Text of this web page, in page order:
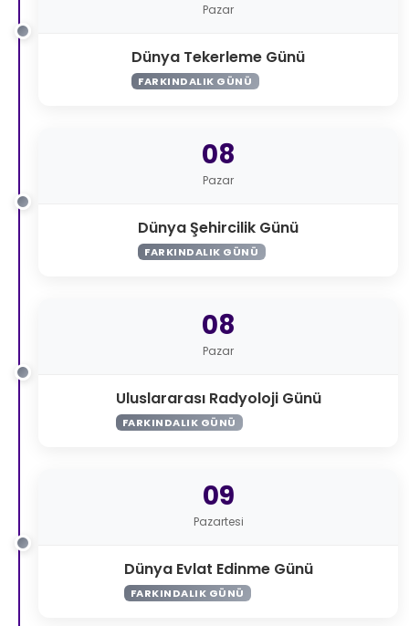
Pazar
Dünya Tekerleme Günü
FARKINDALIK GÜNÜ
08
Pazar
Dünya Şehircilik Günü
FARKINDALIK GÜNÜ
08
Pazar
Uluslararası Radyoloji Günü
FARKINDALIK GÜNÜ
09
Pazartesi
Dünya Evlat Edinme Günü
FARKINDALIK GÜNÜ